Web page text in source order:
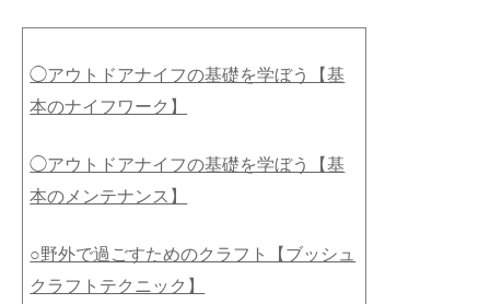
◯アウトドアナイフの基礎を学ぼう【基
本のナイフワーク】
◯アウトドアナイフの基礎を学ぼう【基
本のメンテナンス】
○野外で過ごすためのクラフト【ブッシュ
クラフトテクニック】